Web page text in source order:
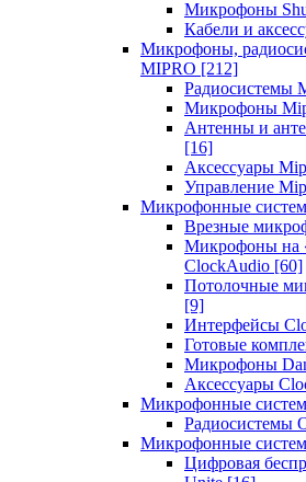
Микрофоны
Кабели и
Микрофоны,
MIPRO [212]
Радиосистемы
Микрофоны
Антенны и
[16]
Аксессуары
Управление
Микрофонные
Врезные
Микрофоны на
ClockAudio [60]
Потолочные
[9]
Интерфейсы
Готовые
Микрофоны
Аксессуары
Микрофонные
Радиосистемы
Микрофонные
Цифровая